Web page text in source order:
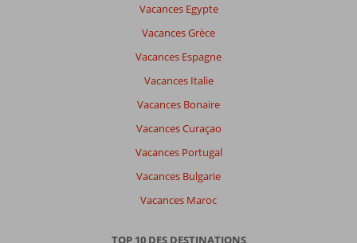
Vacances Egypte
Vacances Grèce
Vacances Espagne
Vacances Italie
Vacances Bonaire
Vacances Curaçao
Vacances Portugal
Vacances Bulgarie
Vacances Maroc
TOP 10 DES DESTINATIONS